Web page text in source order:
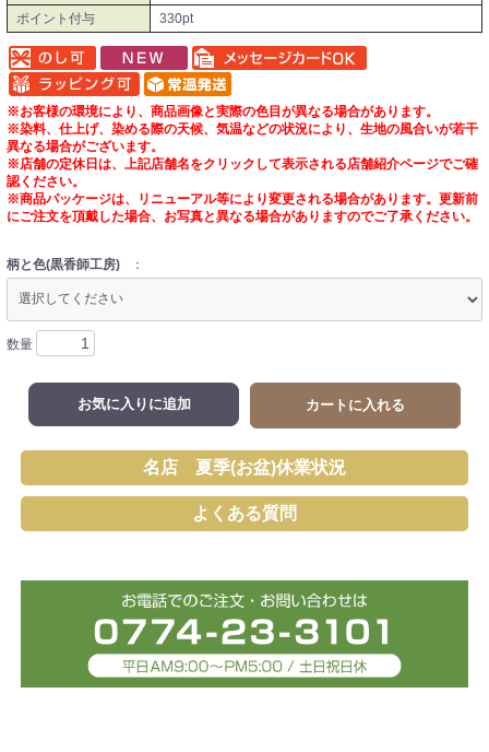
ポイント付与
330pt
※お客様の環境により、商品画像と実際の色目が異なる場合があります。
※染料、仕上げ、染める際の天候、気温などの状況により、生地の風合いが若干
異なる場合がございます。
※店舗の定休日は、上記店舗名をクリックして表示される店舗紹介ページでご確
認ください。
※商品パッケージは、リニューアル等により変更される場合があります。更新前
にご注文を頂戴した場合、お写真と異なる場合がありますのでご了承ください。
柄と色(黒香師工房) ：
数量
お気に入りに追加 カートに入れる
名店 夏季(お盆)休業状況
よくある質問